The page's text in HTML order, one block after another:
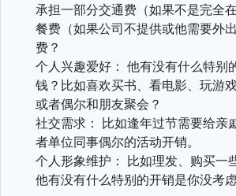
承担一部分交通费（如果不是完全
餐费（如果公司不提供或他需要外
费？
个人兴趣爱好： 他有没有什么特别
钱？比如喜欢买书、看电影、玩游戏
或者偶尔和朋友聚会？
社交需求： 比如逢年过节需要给亲
者单位同事偶尔的活动开销。
个人形象维护： 比如理发、购买一
他有没有什么特别的开销是你没考